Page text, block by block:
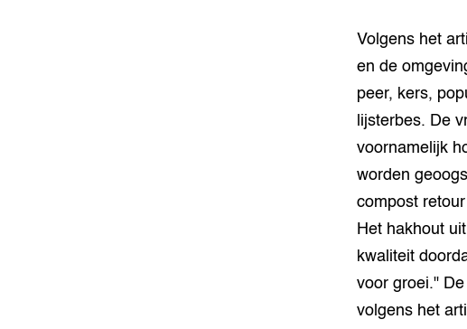
Volgens het
en de
peer, kers,
lijsterbes. De
voornamelijk
worden
compost
Het hakhout
kwaliteit
voor groei."
volgens het